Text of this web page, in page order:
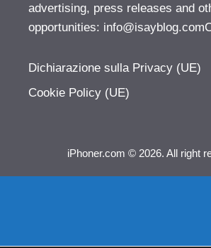
advertising, press releases and
opportunities:
Dichiarazione sulla Privacy (UE)
Cookie Policy (UE)
iPhoner.com © 2026. All right